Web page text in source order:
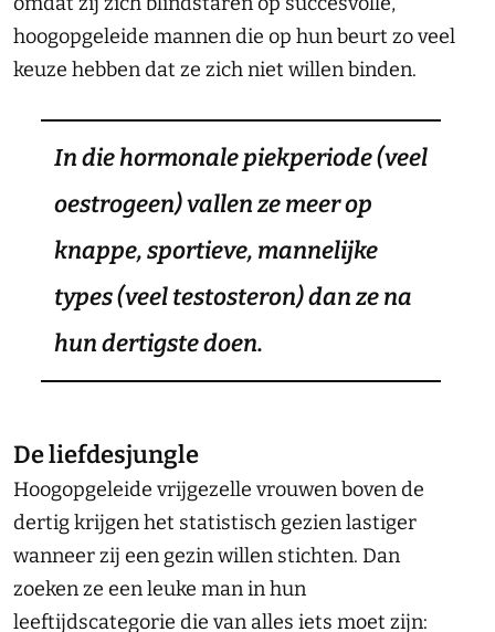
hoogopgeleide mannen die op hun beurt zo veel
keuze hebben dat ze zich niet willen binden.
In die hormonale piekperiode (veel
oestrogeen) vallen ze meer op
knappe, sportieve, mannelijke
types (veel testosteron) dan ze na
hun dertigste doen.
De liefdesjungle
Hoogopgeleide vrijgezelle vrouwen boven de
dertig krijgen het statistisch gezien lastiger
wanneer zij een gezin willen stichten. Dan
zoeken ze een leuke man in hun
leeftijdscategorie die van alles iets moet zijn: